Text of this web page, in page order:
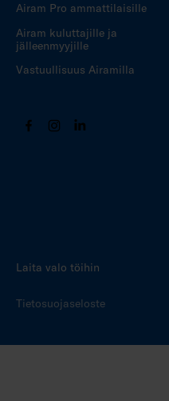
Airam Pro ammattilaisille
Airam kuluttajille ja
jälleenmyyjille
Vastuullisuus Airamilla
Laita valo töihin
Tietosuojaseloste